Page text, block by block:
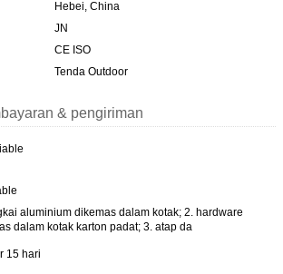
Hebei, China
JN
CE ISO
Tenda Outdoor
& pengiriman
aluminium dikemas dalam kotak; 2. hardware
dalam kotak karton padat; 3. atap da
15 hari